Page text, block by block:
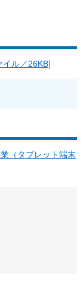
イル／26KB]
（タブレット端末